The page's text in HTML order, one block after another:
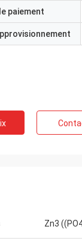
paiement
Zn3